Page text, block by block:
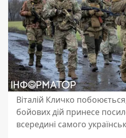
Віталій Кличко
бойових дій принесе
всередині самого